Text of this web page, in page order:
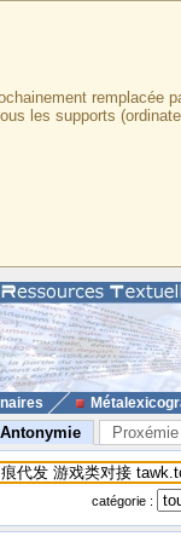
remplacée
les supports
Antonymie Proxémie
catégorie :